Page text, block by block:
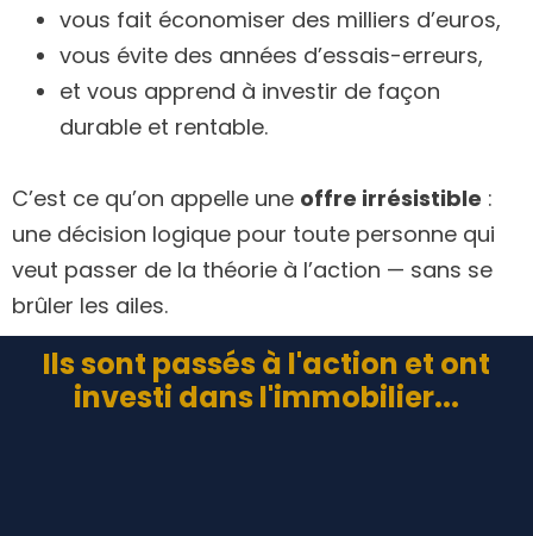
vous fait économiser des milliers d’euros,
vous évite des années d’essais-erreurs,
et vous apprend à investir de façon
durable et rentable.
C’est ce qu’on appelle une offre irrésistible :
une décision logique pour toute personne qui
veut passer de la théorie à l’action — sans se
brûler les ailes.
Ils sont passés à l'action et ont
investi dans l'immobilier...